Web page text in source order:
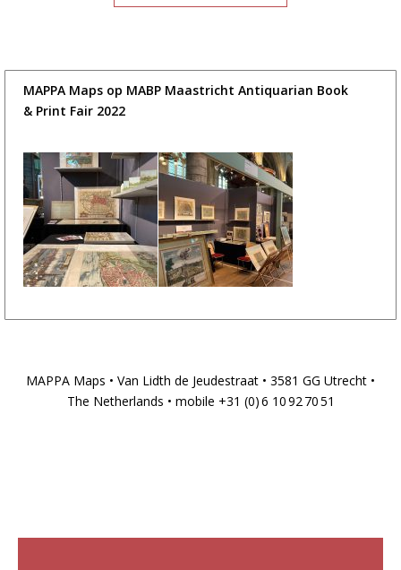
MAPPA Maps op MABP Maastricht Antiquarian Book
& Print Fair 2022
MAPPA Maps • Van Lidth de Jeudestraat • 3581 GG Utrecht •
The Netherlands • mobile +31 (0) 6 10 92 70 51